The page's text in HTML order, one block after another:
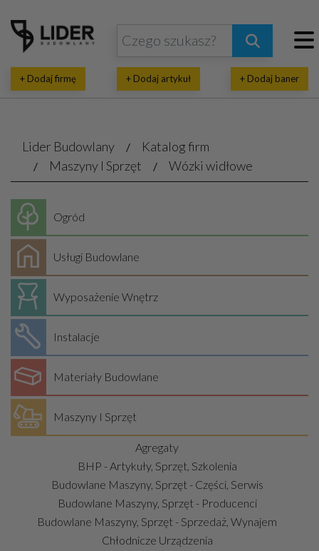
+ Dodaj firmę + Dodaj artykuł + Dodaj baner
Lider Budowlany
Katalog firm
Maszyny I Sprzęt
Wózki widłowe
Ogród
Usługi Budowlane
Wyposażenie Wnętrz
Instalacje
Materiały Budowlane
Maszyny I Sprzęt
Agregaty
BHP - Artykuły, Sprzęt, Szkolenia
Budowlane Maszyny, Sprzęt - Części, Serwis
Budowlane Maszyny, Sprzęt - Producenci
Budowlane Maszyny, Sprzęt - Sprzedaż, Wynajem
Chłodnicze Urządzenia